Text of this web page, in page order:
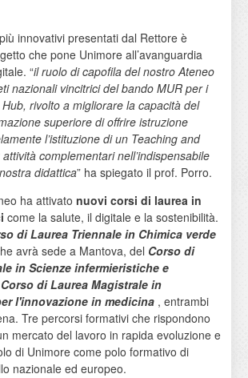
innovativi presentati dal Rettore è
che pone Unimore all’avanguardia
“il ruolo di capofila del nostro Ateneo
nazionali vincitrici del bando MUR per i
rivolto a migliorare la capacità del
superiore di offrire istruzione
l’istituzione di un Teaching and
complementari nell’indispensabile
didattica” ha spiegato il prof. Porro.
ha attivato nuovi corsi di laurea in
come la salute, il digitale e la sostenibilità.
di Laurea Triennale in Chimica verde
avrà sede a Mantova, del Corso di
in Scienze infermieristiche e
Corso di Laurea Magistrale in
l'innovazione in medicina , entrambi
Tre percorsi formativi che rispondono
mercato del lavoro in rapida evoluzione e
di Unimore come polo formativo di
nazionale ed europeo.